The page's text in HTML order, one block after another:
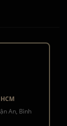
An, Bình